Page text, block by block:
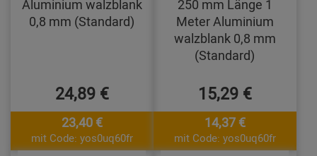
Aluminium walzblank
0,8 mm (Standard)
24,89 €
23,40 €
mit Code: yos0uq60fr
250 mm Länge 1
Meter Aluminium
walzblank 0,8 mm
(Standard)
15,29 €
14,37 €
mit Code: yos0uq60fr